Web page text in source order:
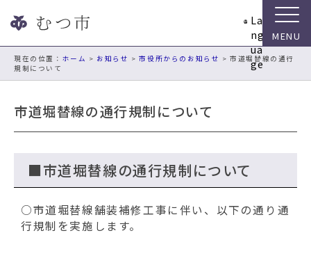
ビ
La
ng
ua
ge
現在の位置： ホーム > お知らせ >市役所からのお知らせ > 市道堀替線の通行
規制について
市道堀替線の通行規制について
■市道堀替線の通行規制について
○市道堀替線舗装補修工事に伴い、以下の通り通
行規制を実施します。